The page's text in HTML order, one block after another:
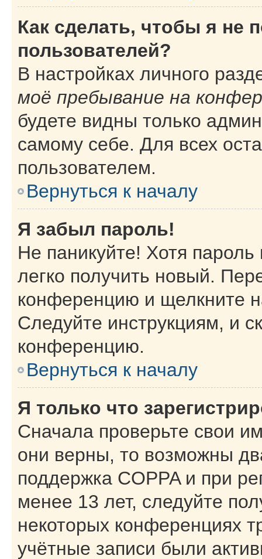
Как сделать, чтобы я не
пользователей?
В настройках личного
моё пребывание на
будете видны только
самому себе. Для всех
пользователем.
Вернуться к началу
Я забыл пароль!
Не паникуйте! Хотя
легко получить новый.
конференцию и щелкните
Следуйте инструкциям, и
конференцию.
Вернуться к началу
Я только что
Сначала проверьте свои
они верны, то возможны
поддержка COPPA и при
менее 13 лет, следуйте
некоторых конференциях
учётные записи были